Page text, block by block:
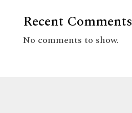
Recent Comments
No comments to show.